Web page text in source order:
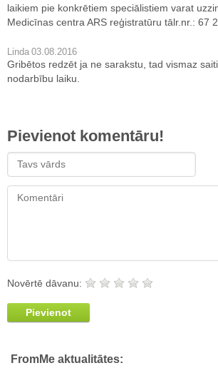
laikiem pie konkrētiem speciālistiem varat
Medicīnas centra ARS reģistratūru tālr.nr.: 67
Linda 03.08.2016
Gribētos redzēt ja ne sarakstu, tad vismaz
nodarbību laiku.
Pievienot komentāru!
Novērtē dāvanu:
Pievienot
FromMe aktualitātes: